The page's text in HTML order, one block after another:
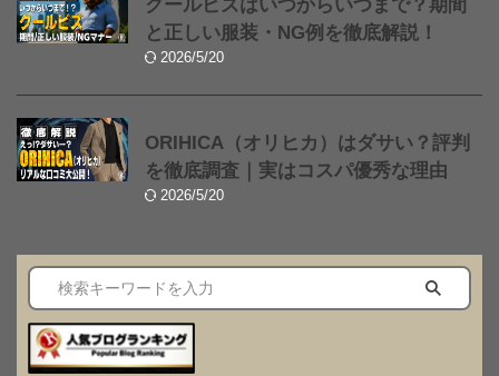
クールビズはいつからいつまで？期間
と正しい服装・NG例を徹底解説！
2026/5/20
ORIHICA（オリヒカ）はダサい？評判
を徹底調査｜実はコスパ優秀な理由
2026/5/20